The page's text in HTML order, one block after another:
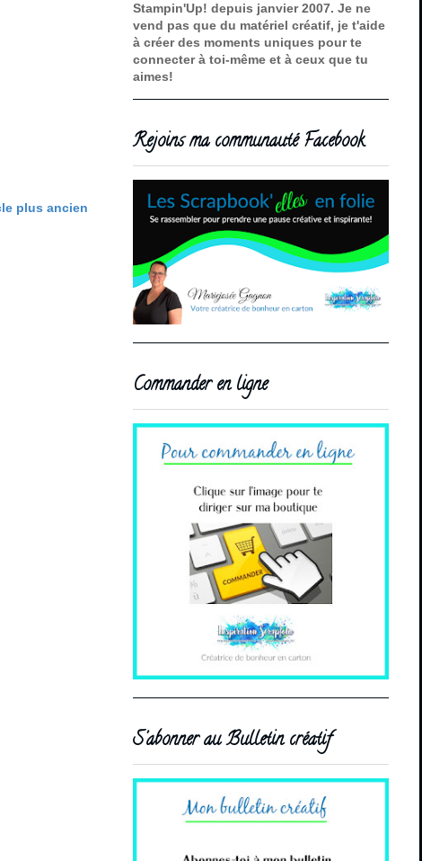
plus ancien
Stampin'Up! depuis janvier 2007. Je ne
vend pas que du matériel créatif, je t'aide
à créer des moments uniques pour te
connecter à toi-même et à ceux que tu
aimes!
Rejoins ma communauté Facebook
Commander en ligne
S'abonner au Bulletin créatif